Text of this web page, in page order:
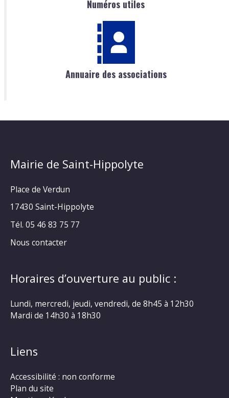
Numéros utiles
Annuaire des associations
Mairie de Saint-Hippolyte
Place de Verdun
17430 Saint-Hippolyte
Tél. 05 46 83 75 77
Nous contacter
Horaires d’ouverture au public :
Lundi, mercredi, jeudi, vendredi, de 8h45 à 12h30
Mardi de 14h30 à 18h30
Liens
Accessibilité : non conforme
Plan du site